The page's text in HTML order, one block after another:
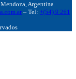
Argentina.
– Tel: +(54) 9 261